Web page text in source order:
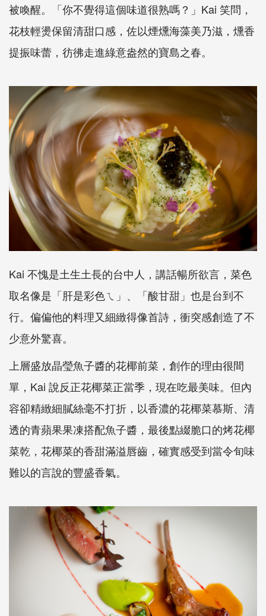
被喚醒。「你不覺得這個味道很熟嗎？」Kai 笑問，
花枝輕燙保留清甜口感，佐以煙燻海藻美乃滋，燻香
提振味蕾，彷彿走進綠意盎然的寶島之春。
Kai 不愧是土生土長的台中人，講話暢所欲言，菜色
取名像是「肝是彩色ㄟ」、「酸甘甜」也是台到不
行。偏偏他的料理又細緻得像首詩，衝突感創造了不
少意外驚喜。
上層盛放晶瑩魚子醬的花椰前菜，創作的理由很間
單，Kai 說反正花椰菜正當季，現在吃最美味。但內
容卻精緻細膩絲毫不打折，以香濃的花椰菜慕斯、清
透的青蘋果果凍搭配魚子醬，最後點綴脆口的烤花椰
菜乾，花椰菜的香甜滿溢唇齒，確實感受到當令旬味
難以的言說的豐盛香氣。